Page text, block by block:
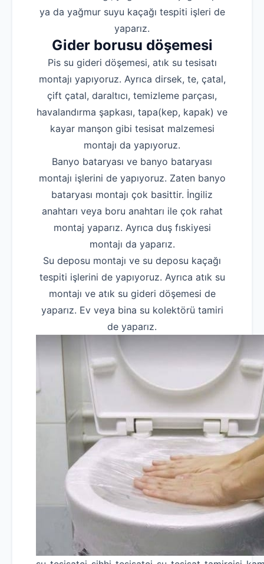
ya da yağmur suyu kaçağı tespiti işleri de
yaparız.
Gider borusu döşemesi
Pis su gideri döşemesi, atık su tesisatı
montajı yapıyoruz. Ayrıca dirsek, te, çatal,
çift çatal, daraltıcı, temizleme parçası,
havalandırma şapkası, tapa(kep, kapak) ve
kayar manşon gibi tesisat malzemesi
montajı da yapıyoruz.
Banyo bataryası ve banyo bataryası
montajı işlerini de yapıyoruz. Zaten banyo
bataryası montajı çok basittir. İngiliz
anahtarı veya boru anahtarı ile çok rahat
montaj yaparız. Ayrıca duş fıskiyesi
montajı da yaparız.
Su deposu montajı ve su deposu kaçağı
tespiti işlerini de yapıyoruz. Ayrıca atık su
montajı ve atık su gideri döşemesi de
yaparız. Ev veya bina su kolektörü tamiri
de yaparız.